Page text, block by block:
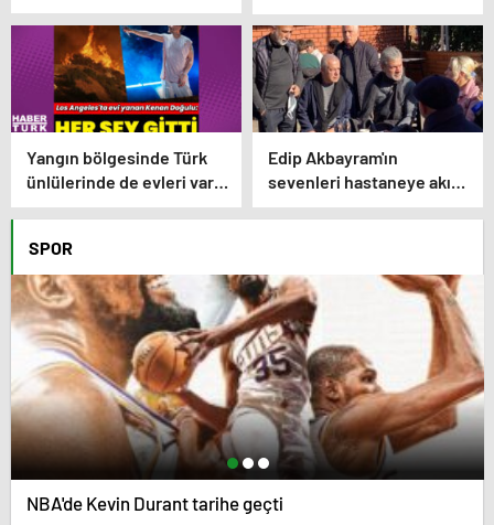
ifadesi – Magazin
haberleri
çalışmalarında tanıştı –
Magazin haberleri
Yangın bölgesinde Türk
ünlülerinde de evleri var –
Magazin haberleri
Edip Akbayram'ın
sevenleri hastaneye akın
ediyor – Magazin
SPOR
NBA'de Kevin Durant tarihe geçti